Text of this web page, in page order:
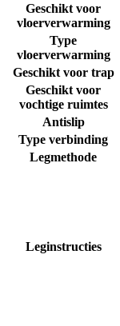
Geschikt voor
vloerverwarming
Type
vloerverwarming
Geschikt voor trap
Geschikt voor
vochtige ruimtes
Antislip
Type verbinding
Legmethode
Leginstructies